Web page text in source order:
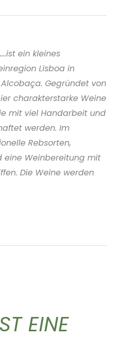
ein kleines
Lisboa in
Gegründet von
charakterstarke Weine
mit viel Handarbeit und
werden. Im
Rebsorten,
eine Weinbereitung mit
Die Weine werden
EINE